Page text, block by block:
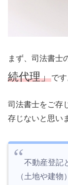
まず、司法書士
続代理」です
司法書士をご存
存じないと思い
不動産登記
（土地や建